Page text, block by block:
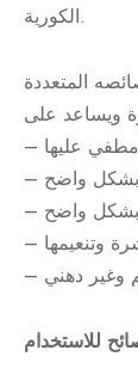
الكورية.
المتعددة
للاستخدام